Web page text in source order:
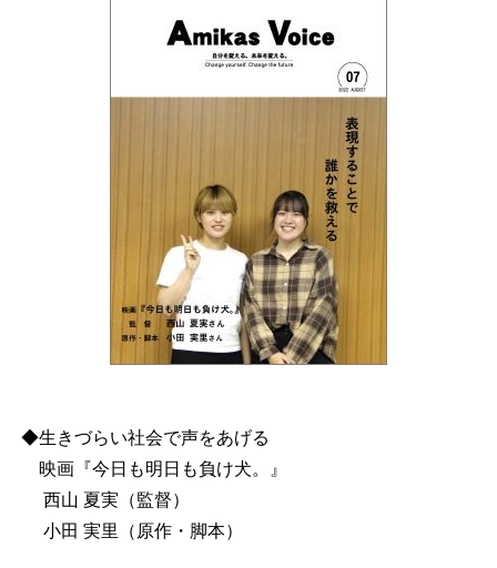
◆生きづらい社会で声をあげる
映画『今日も明日も負け犬。』
西山 夏実（監督）
小田 実里（原作・脚本）